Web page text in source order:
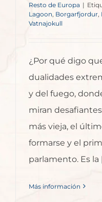
Resto de Europa |
Lagoon Borgarfjordur,
Vatnajokull
¿Por qué digo
dualidades
y del fuego,
miran
más vieja, el
formarse y el
parlamento. Es la
Más información